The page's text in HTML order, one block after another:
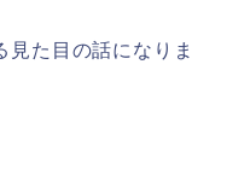
見た目の話になりま